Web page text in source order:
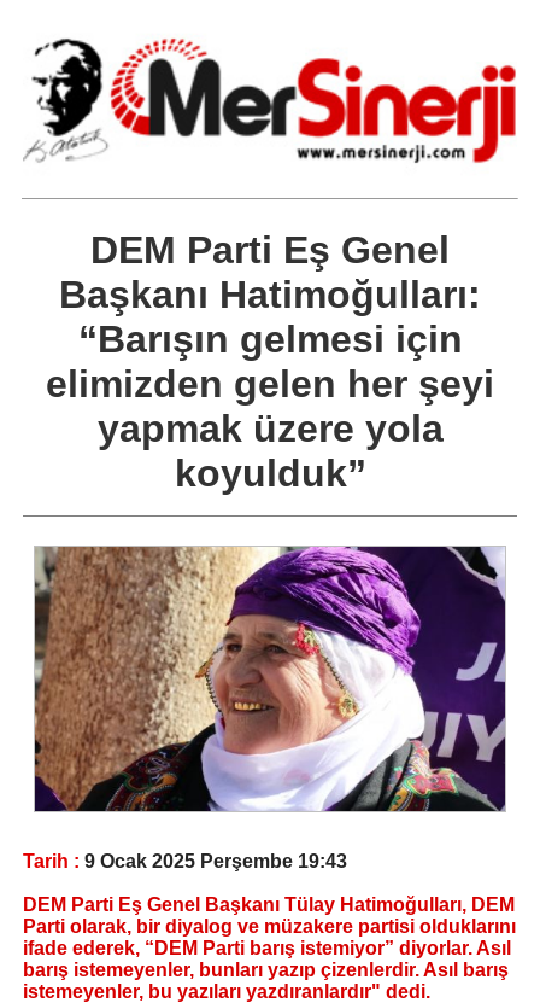
DEM Parti Eş Genel
Başkanı Hatimoğulları:
“Barışın gelmesi için
elimizden gelen her şeyi
yapmak üzere yola
koyulduk”
Tarih : 9 Ocak 2025 Perşembe 19:43
DEM Parti Eş Genel Başkanı Tülay Hatimoğulları, DEM
Parti olarak, bir diyalog ve müzakere partisi olduklarını
ifade ederek, “DEM Parti barış istemiyor” diyorlar. Asıl
barış istemeyenler, bunları yazıp çizenlerdir. Asıl barış
istemeyenler, bu yazıları yazdıranlardır" dedi.